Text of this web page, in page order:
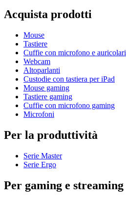
Acquista prodotti
Mouse
Tastiere
Cuffie con microfono e auricolari
Webcam
Altoparlanti
Custodie con tastiera per iPad
Mouse gaming
Tastiere gaming
Cuffie con microfono gaming
Microfoni
Per la produttività
Serie Master
Serie Ergo
Per gaming e streaming